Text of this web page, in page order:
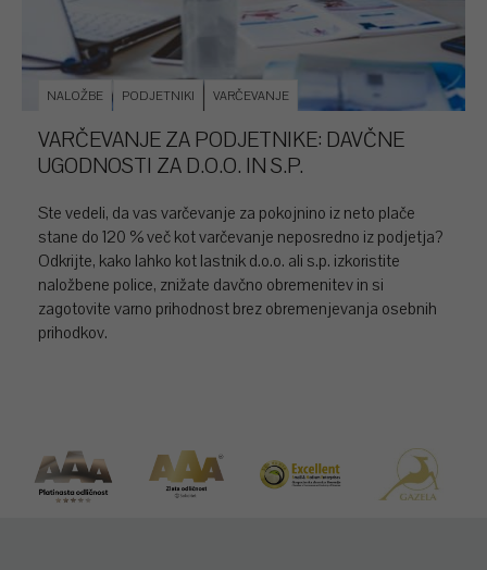
NALOŽBE PODJETNIKI VARČEVANJE
VARČEVANJE ZA PODJETNIKE: DAVČNE
UGODNOSTI ZA D.O.O. IN S.P.
Ste vedeli, da vas varčevanje za pokojnino iz neto plače
stane do 120 % več kot varčevanje neposredno iz podjetja?
Odkrijte, kako lahko kot lastnik d.o.o. ali s.p. izkoristite
naložbene police, znižate davčno obremenitev in si
zagotovite varno prihodnost brez obremenjevanja osebnih
prihodkov.